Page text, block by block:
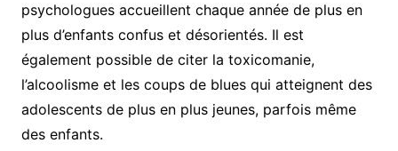
psychologues accueillent chaque année de plus en
plus d’enfants confus et désorientés. Il est
également possible de citer la toxicomanie,
l’alcoolisme et les coups de blues qui atteignent des
adolescents de plus en plus jeunes, parfois même
des enfants.